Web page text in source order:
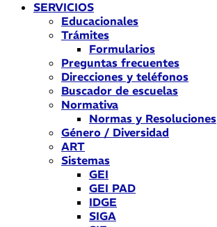
SERVICIOS
Educacionales
Trámites
Formularios
Preguntas frecuentes
Direcciones y teléfonos
Buscador de escuelas
Normativa
Normas y Resoluciones
Género / Diversidad
ART
Sistemas
GEI
GEI PAD
IDGE
SIGA